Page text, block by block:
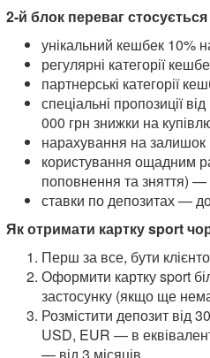
2-й блок переваг
унікальний кешбек 10%
регулярні категорії
партнерські категорії
спеціальні пропозиції
000 грн знижки на
нарахування на залишок
користування ощадним
поповнення та зняття) —
ставки по депозитах —
Як отримати картку sport
Перш за все, бути
Оформити картку sport
застосунку (якщо ще
Розмістити депозит від
USD, EUR — в